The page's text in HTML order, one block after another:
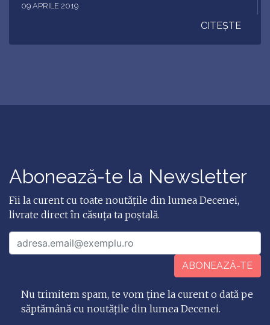
09 APRILE 2019
CITEȘTE
Abonează-te la Newsletter
Fii la curent cu toate noutățile din lumea Decenei,
livrate direct în căsuța ta poștală.
ABONEAZĂ-TE
Nu trimitem spam, te vom ține la curent o dată pe
săptămână cu noutățile din lumea Decenei.